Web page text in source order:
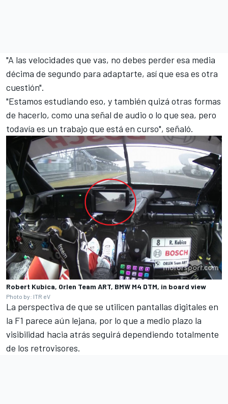
"A las velocidades que vas, no debes perder esa media
décima de segundo para adaptarte, así que esa es otra
cuestión".
"Estamos estudiando eso, y también quizá otras formas
de hacerlo, como una señal de audio o lo que sea, pero
todavía es un trabajo que está en curso", señaló.
Robert Kubica, Orlen Team ART, BMW M4 DTM, in board view
Photo by: ITR eV
La perspectiva de que se utilicen pantallas digitales en
la F1 parece aún lejana, por lo que a medio plazo la
visibilidad hacia atrás seguirá dependiendo totalmente
de los retrovisores.